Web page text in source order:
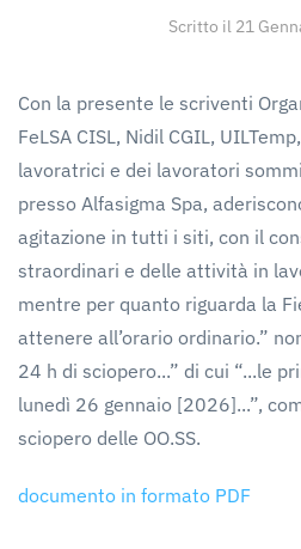
Scritto il 21
Con la presente le scriventi
FeLSA CISL, Nidil CGIL,
lavoratrici e dei lavoratori
presso Alfasigma Spa,
agitazione in tutti i siti, con il
straordinari e delle attività in
mentre per quanto riguarda la
attenere all’orario ordinario.”
24 h di sciopero...” di cui “...le
lunedì 26 gennaio [2026]...”,
sciopero delle OO.SS.
documento in formato PDF